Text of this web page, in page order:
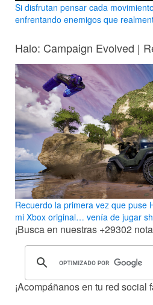
Si disfrutan pensar cada
enfrentando enemigos que
Halo: Campaign Evolved |
Recuerdo la primera vez que puse
mi Xbox original… venía de jugar
¡Busca en nuestras +29302
¡Acompáñanos en tu red social